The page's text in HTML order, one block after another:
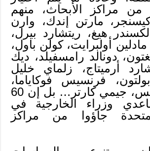
من مراكز الأبحاث، منهم
مارتن إندك، وارن
هيغ، ريتشارد بيرل،
مادلين أولبرايت، كولن باول،
دونالد رامسفيلد، ديك
أرميتاج، زلماي خليل
فرنسيس فوكاياما،
كوندوليزا رايس، جيمي كارتر… بل إن 60
وزراء الخارجية في
جاؤوا من مراكز